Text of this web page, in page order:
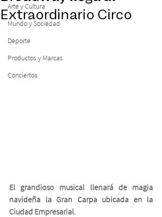
Arte y Cultura
Mundo y Sociedad
Deporte
Productos y Marcas
Conciertos
Extraordinario Circo
El grandioso musical llenará de magia
navideña la Gran Carpa ubicada en la
Ciudad Empresarial.